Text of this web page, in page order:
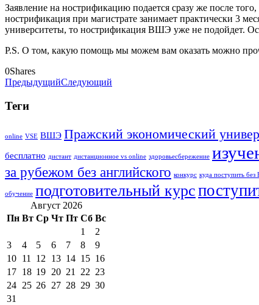
Заявление на нострификацию подается сразу же после
нострификация при магистрате занимает практически 3
университеты, то нострификация ВШЭ уже не подойдет.
P.S. О том, какую помощь мы можем вам оказать можно
0Shares
ПредыдущийСледующий
Теги
online VSE ВШЭ Пражский экономический
бесплатно дистант дистанционное vs online здоровьесбережение
за рубежом без английского конкурс куда поступить без
обучение подготовительный курс
Август 2026
Пн Вт Ср Чт Пт Сб Вс
1
2
3
4 5 6 7 8
9
10 11 12 13 14 15 16
17 18 19 20 21 22 23
24 25 26 27 28 29 30
31